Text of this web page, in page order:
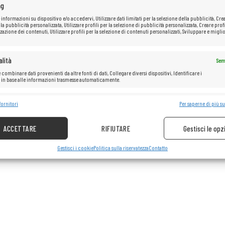
su dispositivo e/o accedervi, Utilizzare dati limitati per la selezione della pubblicità,
pubblicità personalizzata, Utilizzare profili per la selezione di pubblicità personalizzata, Creare
dei contenuti, Utilizzare profili per la selezione di contenuti personalizzati, Sviluppare e
combinare dati provenienti da altre fonti di dati, Collegare diversi dispositivi, Identificare i
base alle informazioni trasmesse automaticamente.
la sicurezza, prevenire e rilevare frodi, correggere errori, Erogare e
fornitori Per saperne di più
ACCETTARE RIFIUTARE Gestisci le
Gestisci i cookiePolitica sulla riservatezzaContatto